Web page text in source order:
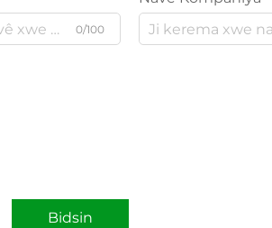
0/100
Bidsin